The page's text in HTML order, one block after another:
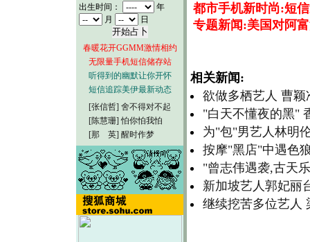
出生时间：
年
月
日
春暖花开GGMM激情相约
无限量手机短信储存站
听得到的幽默让你开怀
短信追踪美伊最新动态
[张信哲] 舍不得对不起
[陈慧珊] 怕你怕我怕
[那 英] 醒时作梦
都市手机新时尚:短
专题新闻:美国对阿
相关新闻:
欲做多栖艺人 曹
"白天不懂夜的黑"
为"包"男艺人林明
按摩"黑店"中遇色
"曾志伟遇袭,古天
新加坡艺人郭妃丽
继续挖苦多位艺人